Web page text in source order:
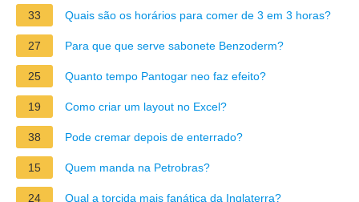
33
Quais são os horários para comer de 3 em 3 horas?
27 Para que que serve sabonete Benzoderm?
25 Quanto tempo Pantogar neo faz efeito?
19 Como criar um layout no Excel?
38 Pode cremar depois de enterrado?
15 Quem manda na Petrobras?
24 Qual a torcida mais fanática da Inglaterra?